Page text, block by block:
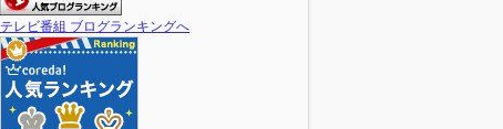
テレビ番組 ブログランキングへ